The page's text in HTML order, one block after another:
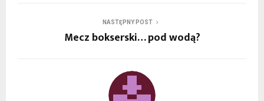
NASTĘPNY POST
Mecz bokserski… pod wodą?